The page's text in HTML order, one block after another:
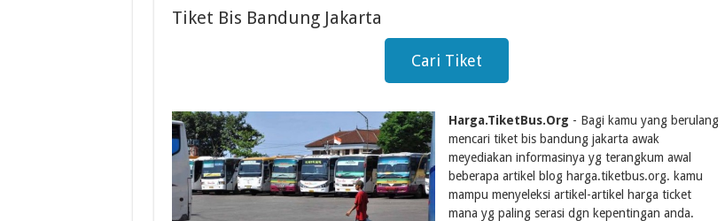
Tiket Bis Bandung Jakarta
Cari Tiket
Harga.TiketBus.Org - Bagi kamu yang berulang
mencari tiket bis bandung jakarta awak
meyediakan informasinya yg terangkum awal
beberapa artikel blog harga.tiketbus.org. kamu
mampu menyeleksi artikel-artikel harga ticket
mana yg paling serasi dgn kepentingan anda.